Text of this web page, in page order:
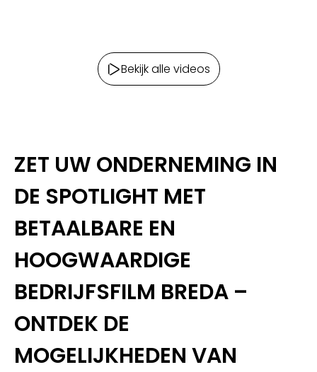
Bekijk alle videos
ZET UW ONDERNEMING IN
DE SPOTLIGHT MET
BETAALBARE EN
HOOGWAARDIGE
BEDRIJFSFILM BREDA –
ONTDEK DE
MOGELIJKHEDEN VAN